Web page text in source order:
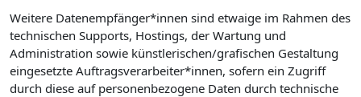
Weitere Datenempfänger*innen sind etwaige im Rahmen des
technischen Supports, Hostings, der Wartung und
Administration sowie künstlerischen/grafischen Gestaltung
eingesetzte Auftragsverarbeiter*innen, sofern ein Zugriff
durch diese auf personenbezogene Daten durch technische